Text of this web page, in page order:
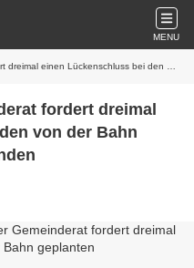
MENU
bei den von der Bahn geplanten Lärmschutzwänden
fordert dreimal
von der Bahn